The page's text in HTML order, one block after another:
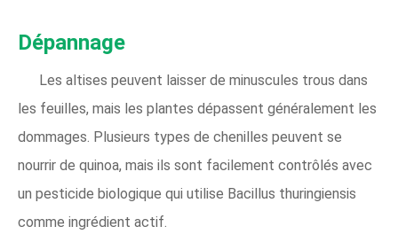
Dépannage
Les altises peuvent laisser de minuscules trous dans
les feuilles, mais les plantes dépassent généralement les
dommages. Plusieurs types de chenilles peuvent se
nourrir de quinoa, mais ils sont facilement contrôlés avec
un pesticide biologique qui utilise Bacillus thuringiensis
comme ingrédient actif.